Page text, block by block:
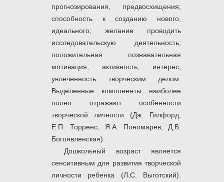
прогнозирования, предвосхищения;
способность к созданию нового,
идеального; желание проводить
исследовательскую деятельность;
положительная познавательная
мотивация, активность, интерес,
увлеченность творческим делом.
Выделенные компоненты наиболее
полно отражают особенности
творческой личности (Дж. Гилфорд,
Е.П. Торренс, Я.А. Пономарев, Д.Б.
Богоявленская).
Дошкольный возраст является
сенситивным для развития творческой
личности ребенка (Л.С. Выготский).